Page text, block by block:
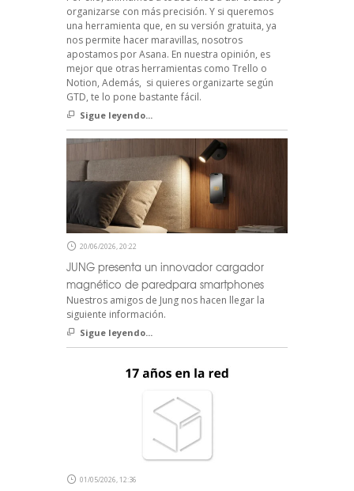
organizarse con más precisión. Y si queremos
una herramienta que, en su versión gratuita, ya
nos permite hacer maravillas, nosotros
apostamos por Asana. En nuestra opinión, es
mejor que otras herramientas como Trello o
Notion, Además, si quieres organizarte según
GTD, te lo pone bastante fácil.
Sigue leyendo...
20/06/2026, 20:22
JUNG presenta un innovador cargador
magnético de paredpara smartphones
Nuestros amigos de Jung nos hacen llegar la
siguiente información.
Sigue leyendo...
01/05/2026, 12:36